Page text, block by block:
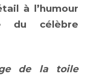
à l’humour
du célèbre
de la toile